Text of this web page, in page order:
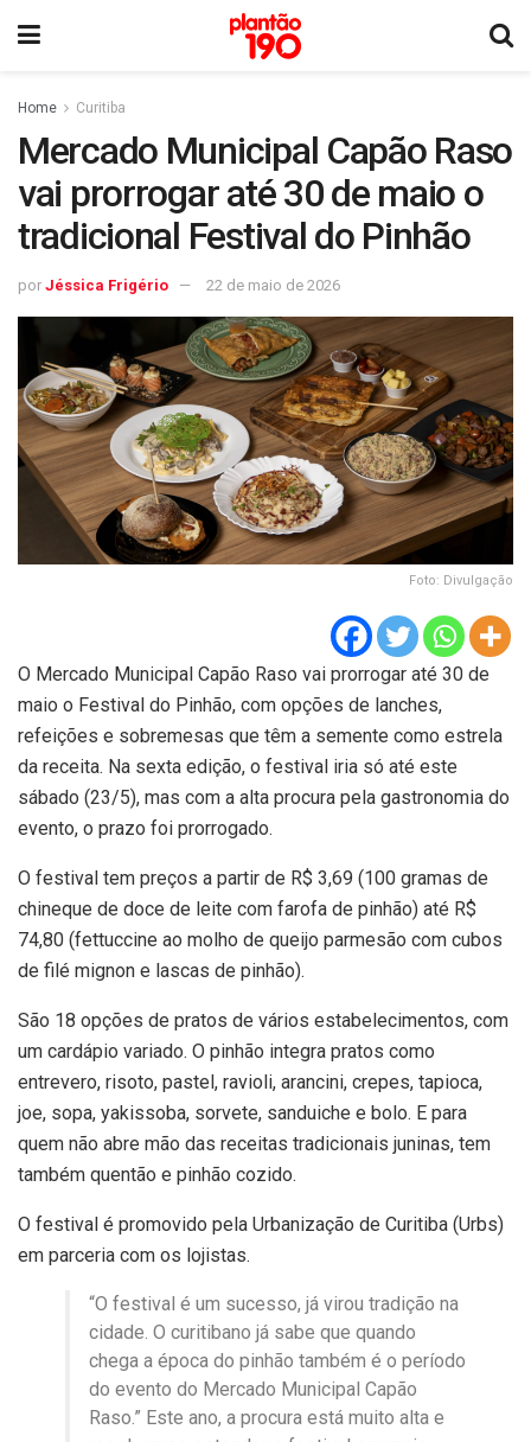
Home Curitiba
Mercado Municipal Capão Raso
vai prorrogar até 30 de maio o
tradicional Festival do Pinhão
por Jéssica Frigério 22 de maio de 2026
Foto: Divulgação
O Mercado Municipal Capão Raso vai prorrogar até 30 de
maio o Festival do Pinhão, com opções de lanches,
refeições e sobremesas que têm a semente como estrela
da receita. Na sexta edição, o festival iria só até este
sábado (23/5), mas com a alta procura pela gastronomia do
evento, o prazo foi prorrogado.
O festival tem preços a partir de R$ 3,69 (100 gramas de
chineque de doce de leite com farofa de pinhão) até R$
74,80 (fettuccine ao molho de queijo parmesão com cubos
de filé mignon e lascas de pinhão).
São 18 opções de pratos de vários estabelecimentos, com
um cardápio variado. O pinhão integra pratos como
entrevero, risoto, pastel, ravioli, arancini, crepes, tapioca,
joe, sopa, yakissoba, sorvete, sanduiche e bolo. E para
quem não abre mão das receitas tradicionais juninas, tem
também quentão e pinhão cozido.
O festival é promovido pela Urbanização de Curitiba (Urbs)
em parceria com os lojistas.
“O festival é um sucesso, já virou tradição na
cidade. O curitibano já sabe que quando
chega a época do pinhão também é o período
do evento do Mercado Municipal Capão
Raso.” Este ano, a procura está muito alta e